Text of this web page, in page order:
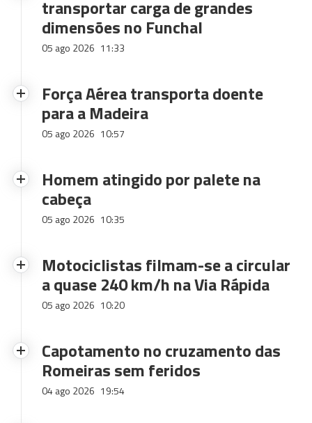
transportar carga de grandes
dimensões no Funchal
05 ago 2026 11:33
Força Aérea transporta doente
para a Madeira
05 ago 2026 10:57
Homem atingido por palete na
cabeça
05 ago 2026 10:35
Motociclistas filmam-se a circular
a quase 240 km/h na Via Rápida
05 ago 2026 10:20
Capotamento no cruzamento das
Romeiras sem feridos
04 ago 2026 19:54